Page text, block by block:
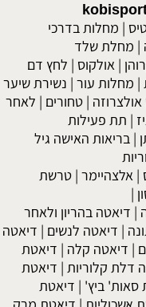
| מחלות בדרכי
| מחלת שלד
| אולקוס | לחץ דם
| מחלות עור | נשירת שיער
אולצרוזה |טחורים | לאחר
| תת פעילות
| בריאות האישה גיל
| אלצהיימר |טרשת
|
| דיאטה בהריון ולאחר
| דיאטה לנשים | דיאטה
| דיאטה קלה | דיאטת
דלת קלוריות | דיאטת
סאות' ביץ' | דיאטת